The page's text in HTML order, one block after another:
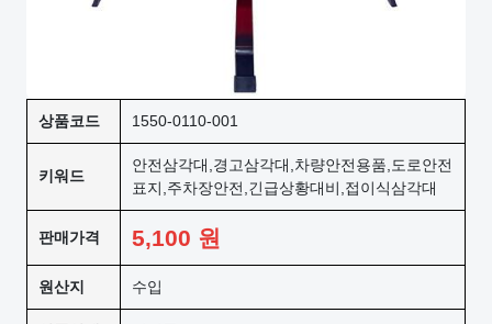
상품코드 1550-0110-001
키워드
안전삼각대,경고삼각대,차량안전용품,도로안전
표지,주차장안전,긴급상황대비,접이식삼각대
판매가격 5,100 원
원산지 수입